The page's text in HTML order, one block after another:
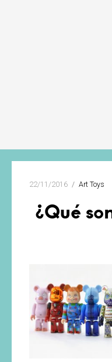
22/11/2016 Art Toys
¿Qué